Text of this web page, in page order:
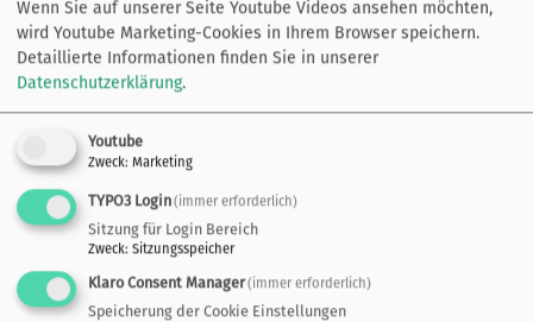
Wenn Sie auf unserer Seite Youtube Videos ansehen möchten,
wird Youtube Marketing-Cookies in Ihrem Browser speichern.
Detaillierte Informationen finden Sie in unserer
Datenschutzerklärung.
Youtube
Zweck: Marketing
TYPO3 Login(immer erforderlich)
Sitzung für Login Bereich
Zweck: Sitzungsspeicher
Klaro Consent Manager(immer erforderlich)
Speicherung der Cookie Einstellungen